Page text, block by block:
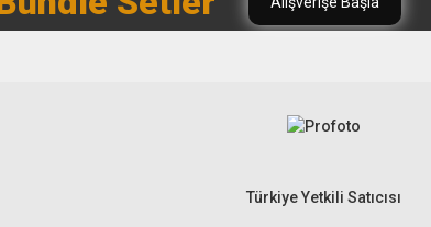
Türkiye Yetkili Satıcısı